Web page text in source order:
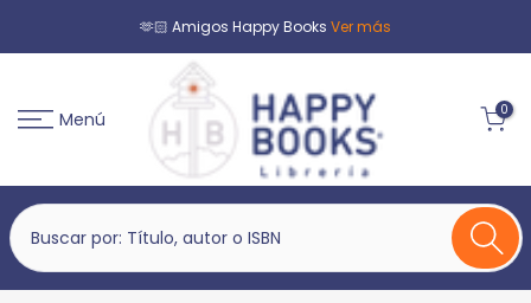
🫶🏻 Amigos Happy Books Ver más
Menú 0